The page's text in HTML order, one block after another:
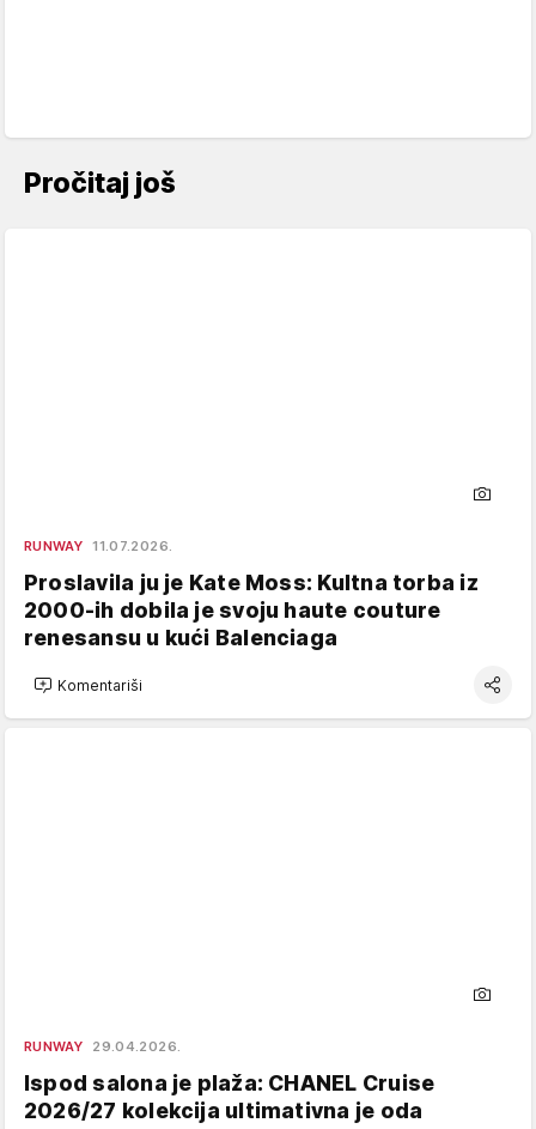
Pročitaj još
RUNWAY 11.07.2026.
Proslavila ju je Kate Moss: Kultna torba iz
2000-ih dobila je svoju haute couture
renesansu u kući Balenciaga
Komentariši
RUNWAY 29.04.2026.
Ispod salona je plaža: CHANEL Cruise
2026/27 kolekcija ultimativna je oda